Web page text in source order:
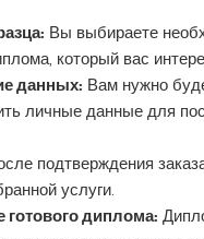
Вы выбираете
который вас
данных: Вам нужно
личные данные для
подтверждения
услуги.
готового диплома: